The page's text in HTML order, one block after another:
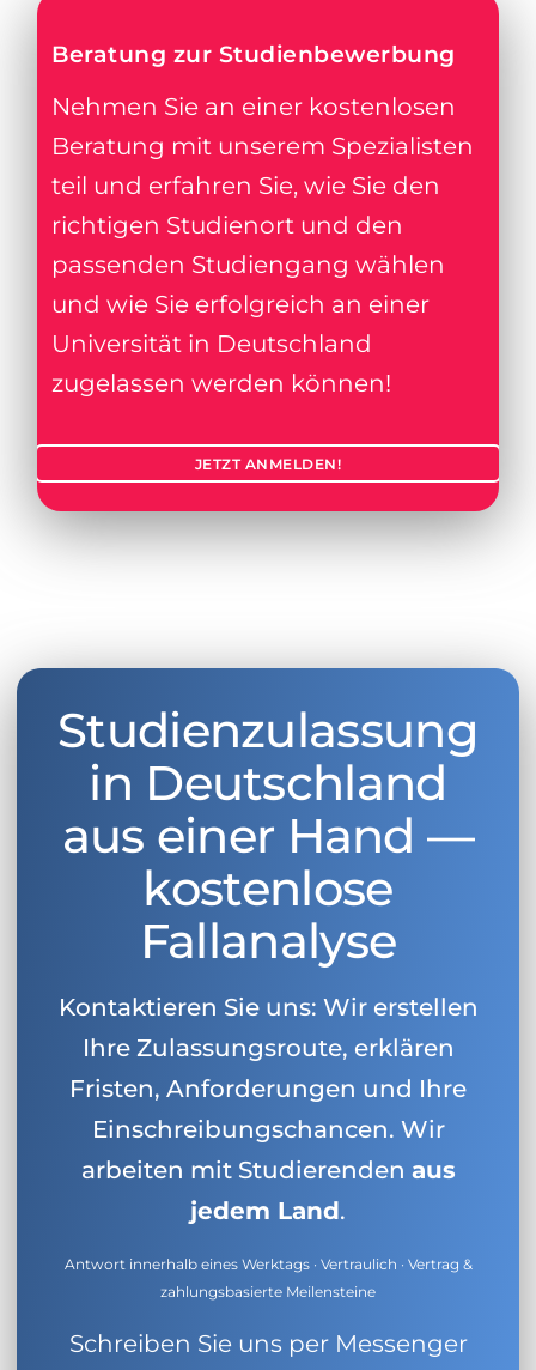
Beratung zur Studienbewerbung
Nehmen Sie an einer kostenlosen
Beratung mit unserem Spezialisten
teil und erfahren Sie, wie Sie den
richtigen Studienort und den
passenden Studiengang wählen
und wie Sie erfolgreich an einer
Universität in Deutschland
zugelassen werden können!
JETZT ANMELDEN!
Studienzulassung
in Deutschland
aus einer Hand —
kostenlose
Fallanalyse
Kontaktieren Sie uns: Wir erstellen
Ihre Zulassungsroute, erklären
Fristen, Anforderungen und Ihre
Einschreibungschancen. Wir
arbeiten mit Studierenden aus
jedem Land.
Antwort innerhalb eines Werktags · Vertraulich · Vertrag &
zahlungsbasierte Meilensteine
Schreiben Sie uns per Messenger